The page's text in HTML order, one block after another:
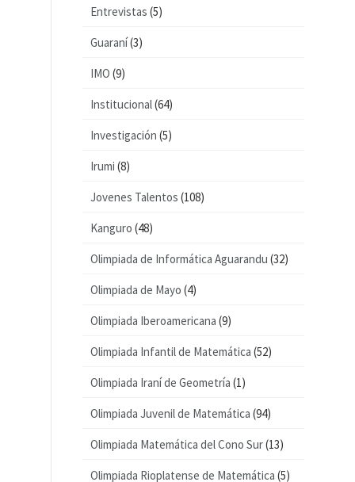
Entrevistas (5)
Guaraní(3)
IMO (9)
Institucional(64)
Investigación (5)
Irumi (8)
Jovenes Talentos (108)
Kanguro (48)
Olimpiada de Informática Aguarandu (32)
Olimpiada de Mayo (4)
Olimpiada Iberoamericana (9)
Olimpiada Infantil de Matemática (52)
Olimpiada Iraní de Geometría (1)
Olimpiada Juvenil de Matemática (94)
Olimpiada Matemática del Cono Sur(13)
Olimpiada Rioplatense de Matemática (5)